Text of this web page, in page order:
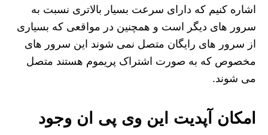
اشاره کنیم که دارای سرعت بسیار بالاتری نسبت به
سرور های دیگر است و همچنین در مواقعی که بسیاری
از سرور های رایگان متصل نمی شوند این سرور های
مخصوص که به صورت اشتراک پریموم هستند متصل
می شوند.
امکان آپدیت این وی پی ان وجود